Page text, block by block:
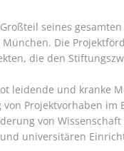
seines
Die
die den
leidende und kranke
Projektvorhaben im
von
universitären